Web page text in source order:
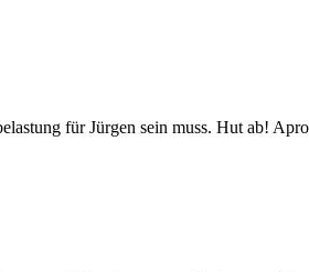
für Jürgen sein muss. Hut ab!